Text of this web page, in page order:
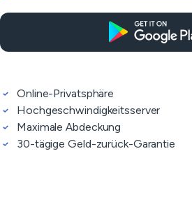
Online-Privatsphäre
Hochgeschwindigkeitsserver
Maximale Abdeckung
30-tägige Geld-zurück-Garantie